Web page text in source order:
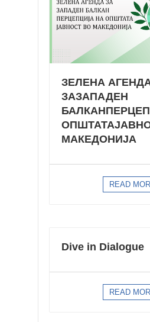
ЗЕЛЕНА
ЗАЗАПАДЕН
МАКЕДОНИЈА
READ
Dive in Dialogue
READ